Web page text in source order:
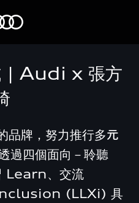
| Audi x 張方
牌，努力推行多元
過四個面向－聆聽
Learn、交流
(LLXi) 具